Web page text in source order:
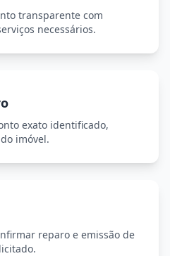
transparente com
necessários.
exato identificado,
imóvel.
reparo e emissão de